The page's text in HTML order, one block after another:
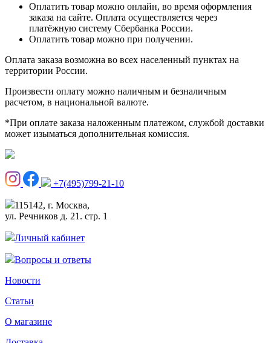
Оплатить товар можно онлайн, во время оформления
заказа на сайте. Оплата осуществляется через
платёжную систему Сбербанка России.
Оплатить товар можно при получении.
Оплата заказа возможна во всех населенный пунктах на
территории России.
Произвести оплату можно наличным и безналичным
расчетом, в национальной валюте.
*При оплате заказа наложенным платежом, службой доставки
может изыматься дополнительная комиссия.
+7(495)799-21-10
115142, г. Москва,
ул. Речников д. 21. стр. 1
Личный кабинет
Вопросы и ответы
Новости
Статьи
О магазине